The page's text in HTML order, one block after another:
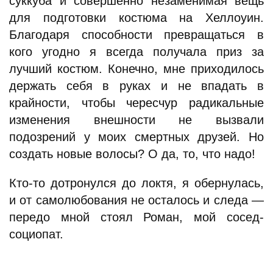
для подготовки костюма на Хеллоуин.
Благодаря способности превращаться в
кого угодно я всегда получала приз за
лучший костюм. Конечно, мне приходилось
держать себя в руках и не впадать в
крайности, чтобы чересчур радикальные
изменения внешности не вызвали
подозрений у моих смертных друзей. Но
создать новые волосы? О да, то, что надо!
Кто-то дотронулся до локтя, я обернулась,
и от самолюбования не осталось и следа —
передо мной стоял Роман, мой сосед-
социопат.